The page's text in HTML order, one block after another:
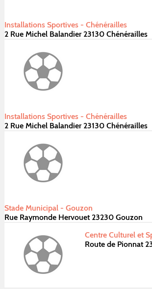
Installations Sportives - Chénérailles
2 Rue Michel Balandier 23130 Chénérailles
Installations Sportives - Chénérailles
2 Rue Michel Balandier 23130 Chénérailles
Stade Municipal - Gouzon
Rue Raymonde Hervouet 23230 Gouzon
Centre Culturel et
Route de Pionnat